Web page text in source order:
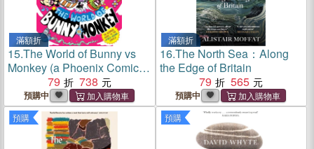
滿額折
15.The World of Bunny vs
Monkey (a Phoenix Comic
book, from the multi-million-
selling creative genius
Jamie Smart)
79 738
預購中
滿額折
16.The North Sea：Along
the Edge of Britain
79
565
預購中
預購 預購